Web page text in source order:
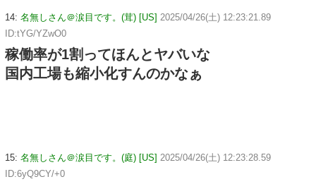
14: 名無しさん＠涙目です。(茸) [US] 2025/04/26(土) 12:23:21.89
ID:tYG/YZwO0
稼働率が1割ってほんとヤバいな
国内工場も縮小化すんのかなぁ
15: 名無しさん＠涙目です。(庭) [US] 2025/04/26(土) 12:23:28.59
ID:6yQ9CY/+0